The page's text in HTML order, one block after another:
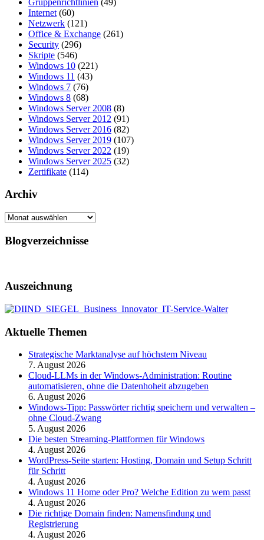
Internet (60)
Netzwerk (121)
Office & Exchange (261)
Security (296)
Skripte (546)
Windows 10 (221)
Windows 11 (43)
Windows 7 (76)
Windows 8 (68)
Windows Server 2008 (8)
Windows Server 2012 (91)
Windows Server 2016 (82)
Windows Server 2019 (107)
Windows Server 2022 (19)
Windows Server 2025 (32)
Zertifikate (114)
Archiv
Archiv
Blogverzeichnisse
Auszeichnung
Aktuelle Themen
Strategische Marktanalyse auf höchstem Niveau
7. August 2026
Cloud-LLMs in der Windows-Administration: Routine
automatisieren, ohne die Datenhoheit abzugeben
6. August 2026
Windows-Tipp: Passwörter richtig speichern und verwalten –
ohne Cloud-Zwang
5. August 2026
Die besten Streaming-Plattformen für Windows
4. August 2026
WordPress-Seite starten: Hosting, Domain und Setup Schritt
für Schritt
4. August 2026
Windows 11 Home oder Pro? Welche Edition zu wem passt
4. August 2026
Die richtige Domain finden: Namensfindung und
Registrierung
4. August 2026